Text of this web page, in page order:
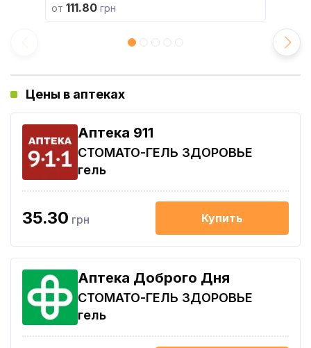
от 111.80 грн
Цены в аптеках
Aптека 911
СТОМАТО-ГЕЛЬ ЗДОРОВЬЕ
гель
35.30 грн Купить
Аптека Доброго Дня
СТОМАТО-ГЕЛЬ ЗДОРОВЬЕ
гель